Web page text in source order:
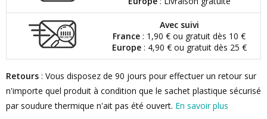
Avec suivi
France : 1,90 € ou gratuit dès 10 €
Europe: 4,90 € ou gratuit dès 25 €
Retours : Vous disposez de 90 jours pour effectuer un retour sur
n'importe quel produit à condition que le sachet plastique sécurisé
par soudure thermique n'ait pas été ouvert. En savoir plus